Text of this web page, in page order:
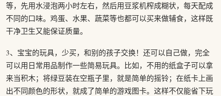
等，先用水浸泡两小时左右，然后用豆浆机榨成糊状，每天配成
不同的口味。鸡蛋、水果、蔬菜等也都可以买来做辅食，这样既
干净卫生又能保证质量。
3、宝宝的玩具，少买，和别的孩子交换！还可以自己做，完全
可以用日常用品制作一些简易玩具。比如，不用的纸盒子可以拿
来当积木；将绿豆装在空瓶子里，就是简单的摇铃；在纸卡上画
出不同颜色的形状，就成了简单的游戏图卡。这样不仅能省下玩